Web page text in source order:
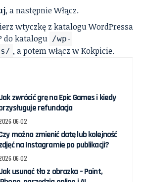
, a następnie Włącz.
wtyczkę z katalogu WordPressa
do katalogu /wp-
, a potem włącz w Kokpicie.
zwrócić grę na Epic Games i kiedy
refundacja
06-02
można zmienić datę lub kolejność
na Instagramie po publikacji?
06-02
usunąć tło z obrazka – Paint,